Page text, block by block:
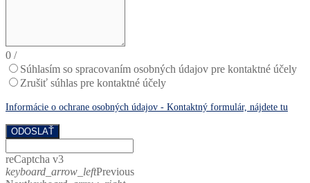
0 /
Súhlasím so spracovaním osobných údajov pre kontaktné účely
Zrušiť súhlas pre kontaktné účely
Informácie o ochrane osobných údajov - Kontaktný formulár, nájdete tu
ODOSLAŤ
reCaptcha v3
keyboard_arrow_leftPrevious